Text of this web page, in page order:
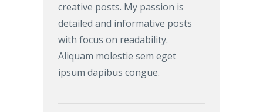
creative posts. My passion is
detailed and informative posts
with focus on readability.
Aliquam molestie sem eget
ipsum dapibus congue.